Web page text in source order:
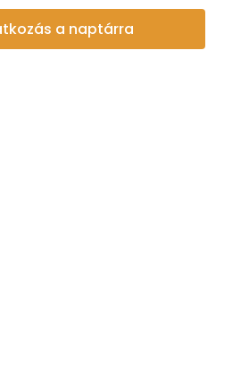
and
a naptárra